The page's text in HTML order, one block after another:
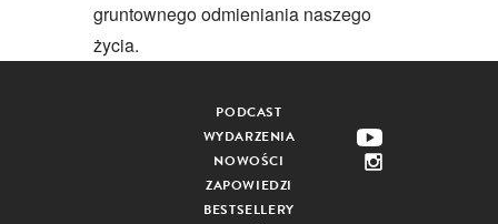
gruntownego odmieniania naszego
życia.
PODCAST
WYDARZENIA
NOWOŚCI
ZAPOWIEDZI
BESTSELLERY